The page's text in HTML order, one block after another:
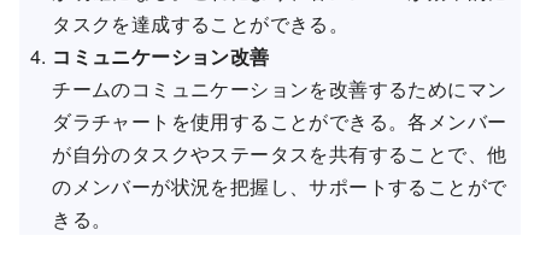
タスクを達成することができる。
コミュニケーション改善
チームのコミュニケーションを改善するためにマン
ダラチャートを使用することができる。各メンバー
が自分のタスクやステータスを共有することで、他
のメンバーが状況を把握し、サポートすることがで
きる。